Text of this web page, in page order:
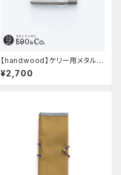
【handwood】ケリー用メタルグ
リップ/前軸・滑り止め (ステンレ
ス)
¥2,700